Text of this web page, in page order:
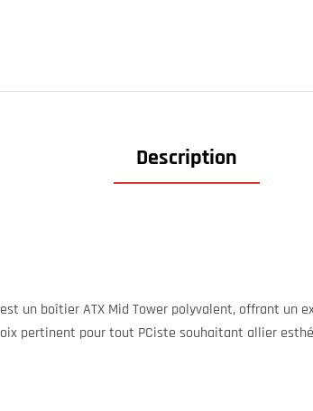
Description
est un boîtier ATX Mid Tower polyvalent, offrant un
pertinent pour tout PCiste souhaitant allier